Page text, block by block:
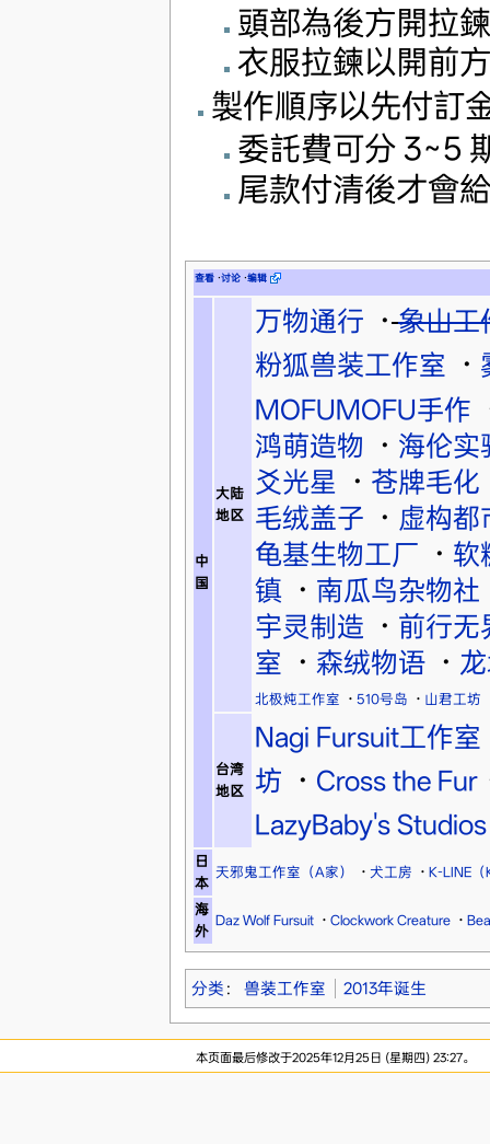
頭部為後方開拉
衣服拉鍊以開前
製作順序以先付訂
委託費可分 3~5
尾款付清後才會
查看·讨论·编辑
中
国
大陆
地区
万物通行 · 象山工
粉狐兽装工作室 ·
MOFUMOFU手作
鸿萌造物 · 海伦实
爻光星 · 苍牌毛化
毛绒盖子 · 虚构都
龟基生物工厂 · 软
镇 · 南瓜鸟杂物社
宇灵制造 · 前行无
室 · 森绒物语 ·
北极炖工作室 · 510号岛 · 山君工坊
台湾
地区
Nagi Fursuit工作室
坊 · Cross the Fur
LazyBaby's Studios
日
本
天邪鬼工作室（A家） · 犬工房 · K-LINE（
海
外
Daz Wolf Fursuit · Clockwork Creature ·
分类 ： 兽装工作室 2013年诞生
本页面最后修改于2025年12月25日 (星期四) 23:27。